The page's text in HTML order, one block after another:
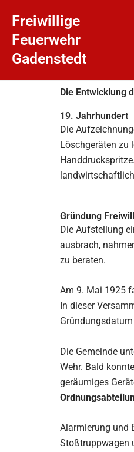
Inhalt
springen
Freiwillige
Feuerwehr
Gadenstedt
Die Entwicklung
19. Jahrhundert
Die
Löschgeräten zu
Gründung
Die Aufstellung
ausbrach,
zu beraten.
Am 9. Mai 1925
In dieser
Die Gemeinde
Wehr. Bald
geräumiges
Alarmierung und
Stoßtruppwagen